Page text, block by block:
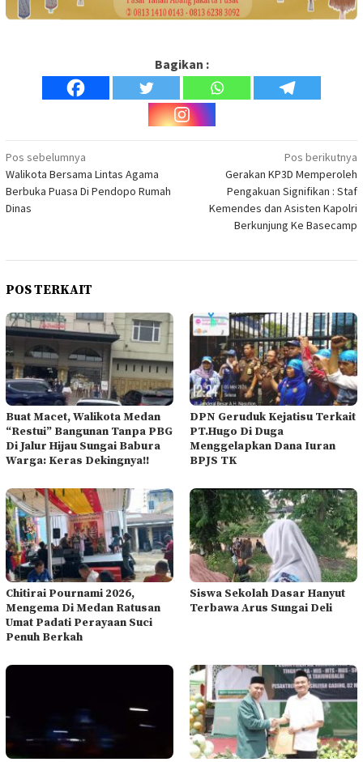
Bagikan :
Navigasi
pos
Pos sebelumnya
Walikota Bersama Lintas Agama
Berbuka Puasa Di Pendopo Rumah
Dinas
Pos berikutnya
Gerakan KP3D Memperoleh
Pengakuan Signifikan : Staf
Kemendes dan Asisten Kapolri
Berkunjung Ke Basecamp
POS TERKAIT
Buat Macet, Walikota Medan
“Restui” Bangunan Tanpa PBG
Di Jalur Hijau Sungai Babura
Warga: Keras Dekingnya!!
DPN Geruduk Kejatisu Terkait
PT.Hugo Di Duga
Menggelapkan Dana Iuran
BPJS TK
Chitirai Pournami 2026,
Mengema Di Medan Ratusan
Umat Padati Perayaan Suci
Penuh Berkah
Siswa Sekolah Dasar Hanyut
Terbawa Arus Sungai Deli